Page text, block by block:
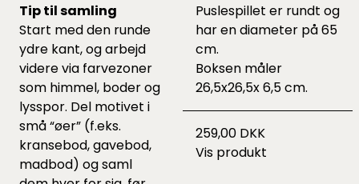
Tip til samling
Start med den runde
ydre kant, og arbejd
videre via farvezoner
som himmel, boder og
lysspor. Del motivet i
små “øer” (f.eks.
kransebod, gavebod,
madbod) og saml
Puslespillet er rundt og
har en diameter på 65
cm.
Boksen måler
26,5x26,5x 6,5 cm.
259,00 DKK
Vis produkt